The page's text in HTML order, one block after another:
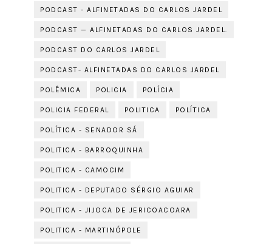
PODCAST - ALFINETADAS DO CARLOS JARDEL
PODCAST — ALFINETADAS DO CARLOS JARDEL.
PODCAST DO CARLOS JARDEL
PODCAST- ALFINETADAS DO CARLOS JARDEL
POLÊMICA POLICIA POLÍCIA
POLICIA FEDERAL POLITICA POLÍTICA
POLÍTICA - SENADOR SÁ
POLITICA - BARROQUINHA
POLITICA - CAMOCIM
POLITICA - DEPUTADO SÉRGIO AGUIAR
POLITICA - JIJOCA DE JERICOACOARA
POLITICA - MARTINÓPOLE